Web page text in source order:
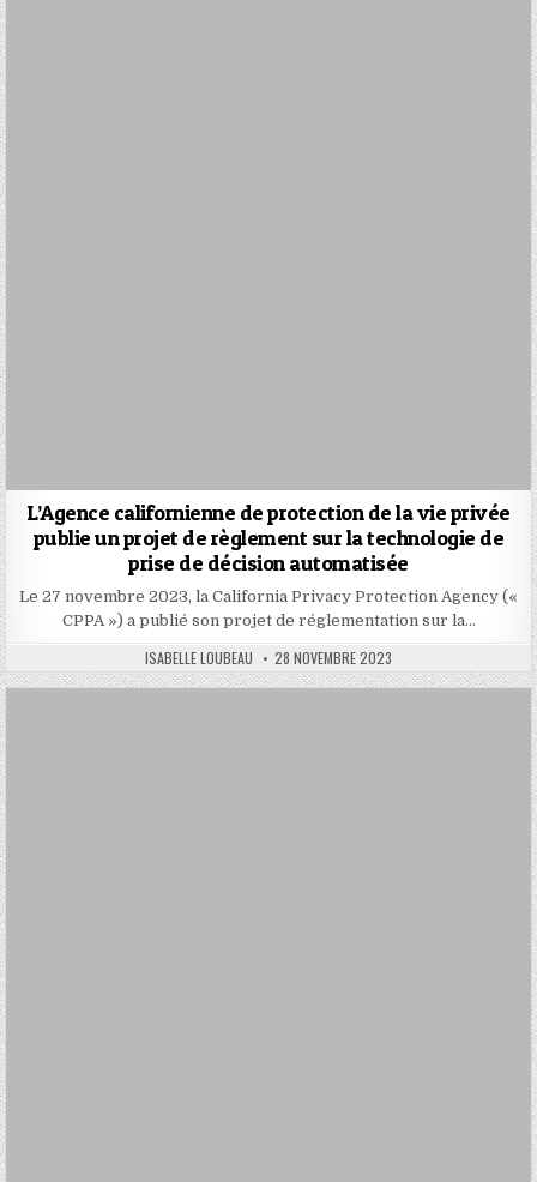
L’Agence californienne de protection de la vie privée
publie un projet de règlement sur la technologie de
prise de décision automatisée
Le 27 novembre 2023, la California Privacy Protection Agency («
CPPA ») a publié son projet de réglementation sur la…
AUTHOR:
ISABELLE LOUBEAU PUBLISHED
DATE:
28 NOVEMBRE 2023